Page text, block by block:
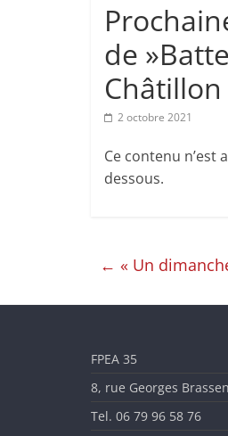
en
Ille-
Vilaine
de
Châtillon
2 octobre 2021
Ce contenu n’est
dessous.
← « Un
FPEA 35
8, rue Georges
Tel. 06 79 96 58 76